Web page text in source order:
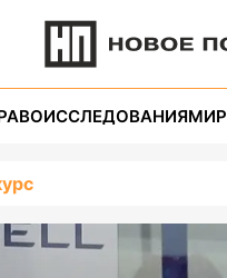
ИССЛЕДОВАНИЯМИР